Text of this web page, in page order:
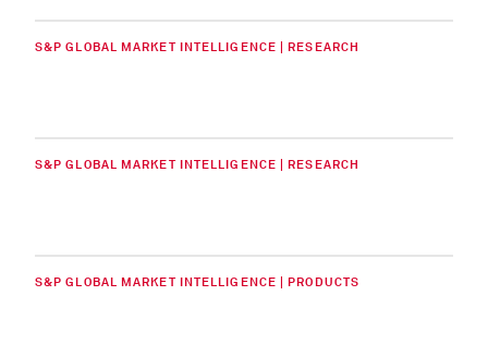
S&P GLOBAL MARKET INTELLIGENCE | RESEARCH
S&P GLOBAL MARKET INTELLIGENCE | RESEARCH
S&P GLOBAL MARKET INTELLIGENCE | PRODUCTS